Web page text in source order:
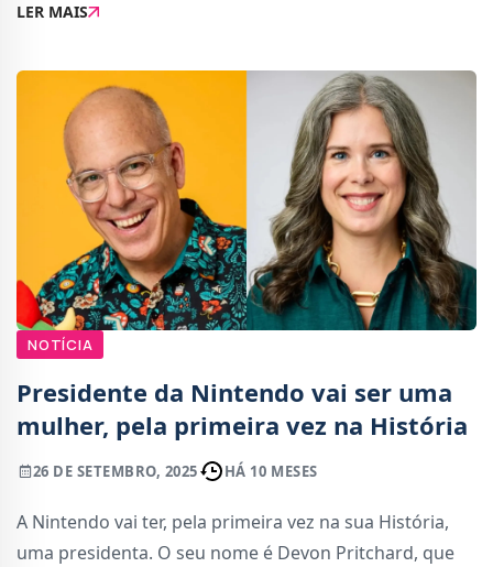
conduzida pelo perfumista Lourenço Lucen
LER MAIS
NOTÍCIA
Presidente da Nintendo vai ser uma
mulher, pela primeira vez na História
26 DE SETEMBRO, 2025 HÁ 10 MESES
A Nintendo vai ter, pela primeira vez na sua História,
uma presidenta. O seu nome é Devon Pritchard, que